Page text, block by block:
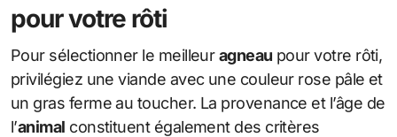
pour votre rôti
Pour sélectionner le meilleuragneau pour votre rôti,
privilégiez une viande avec une couleur rose pâle et
un gras ferme au toucher. La provenance et l’âge de
l’animal constituent également des critères